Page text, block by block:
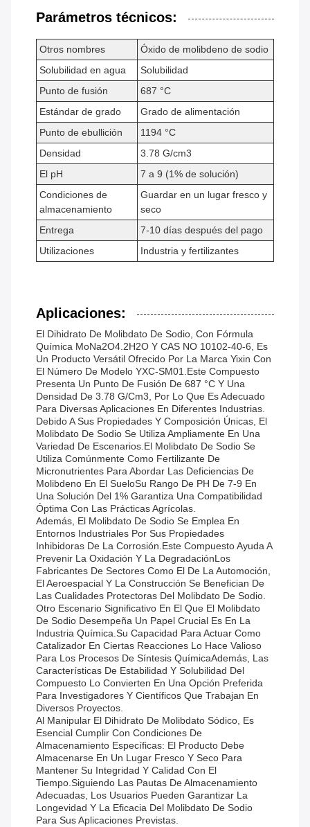
Parámetros técnicos:
Otros nombres
Óxido de molibdeno de sodio
Solubilidad en agua
Solubilidad
Punto de fusión
687 °C
Estándar de grado
Grado de alimentación
Punto de ebullición
1194 °C
Densidad
3.78 G/cm3
El pH
7 a 9 (1% de solución)
Condiciones de
almacenamiento
Guardar en un lugar fresco y
seco
Entrega
7-10 días después del pago
Utilizaciones
Industria y fertilizantes
Aplicaciones:
El Dihidrato De Molibdato De Sodio, Con Fórmula
Química MoNa2O4.2H2O Y CAS NO 10102-40-6, Es
Un Producto Versátil Ofrecido Por La Marca Yixin Con
El Número De Modelo YXC-SM01.Este Compuesto
Presenta Un Punto De Fusión De 687 °C Y Una
Densidad De 3.78 G/cm3, Por Lo Que Es Adecuado
Para Diversas Aplicaciones En Diferentes Industrias.
Debido A Sus Propiedades Y Composición Únicas, El
Molibdato De Sodio Se Utiliza Ampliamente En Una
Variedad De Escenarios.El Molibdato De Sodio Se
Utiliza Comúnmente Como Fertilizante De
Micronutrientes Para Abordar Las Deficiencias De
Molibdeno En El SueloSu Rango De PH De 7-9 En
Una Solución Del 1% Garantiza Una Compatibilidad
Óptima Con Las Prácticas Agrícolas.
Además, El Molibdato De Sodio Se Emplea En
Entornos Industriales Por Sus Propiedades
Inhibidoras De La Corrosión.Este Compuesto Ayuda A
Prevenir La Oxidación Y La DegradaciónLos
Fabricantes De Sectores Como El De La Automoción,
El Aeroespacial Y La Construcción Se Benefician De
Las Cualidades Protectoras Del Molibdato De Sodio.
Otro Escenario Significativo En El Que El Molibdato
De Sodio Desempeña Un Papel Crucial Es En La
Industria Química.Su Capacidad Para Actuar Como
Catalizador En Ciertas Reacciones Lo Hace Valioso
Para Los Procesos De Síntesis QuímicaAdemás, Las
Características De Estabilidad Y Solubilidad Del
Compuesto Lo Convierten En Una Opción Preferida
Para Investigadores Y Científicos Que Trabajan En
Diversos Proyectos.
Al Manipular El Dihidrato De Molibdato Sódico, Es
Esencial Cumplir Con Condiciones De
Almacenamiento Específicas: El Producto Debe
Almacenarse En Un Lugar Fresco Y Seco Para
Mantener Su Integridad Y Calidad Con El
Tiempo.Siguiendo Las Pautas De Almacenamiento
Adecuadas, Los Usuarios Pueden Garantizar La
Longevidad Y La Eficacia Del Molibdato De Sodio
Para Sus Aplicaciones Previstas.